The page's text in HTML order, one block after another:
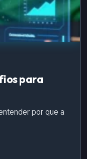
para
por que a